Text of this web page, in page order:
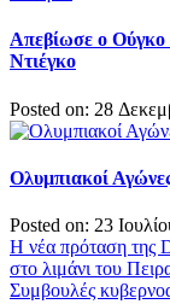
Απεβίωσε ο Ούγκο
Ντιέγκο
Posted on: 28
Ολυμπιακοί
Posted on: 23
Πλοήγηση
άρθρων
Η νέα πρόταση της
στο λιμάνι του
Συμβουλές